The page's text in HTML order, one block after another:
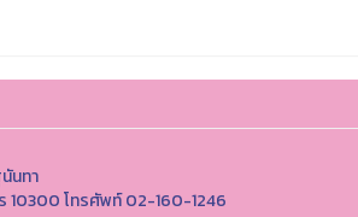
นทา
10300 โทรศัพท์ 02-160-1246